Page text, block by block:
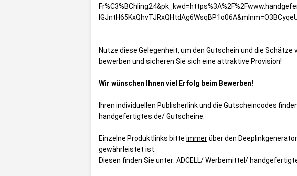
Nutze diese Gelegenheit, um den Gutschein und die
bewerben und sicheren Sie sich eine attraktive Provision!
Wir wünschen Ihnen viel Erfolg beim Bewerben!
Ihren individuellen Publisherlink und die Gutscheincodes
handgefertigtes.de/ Gutscheine
Einzelne Produktlinks bitte immerüber den
gewährleistet ist.
Diesen finden Sie unter: ADCELL/ Werbemittel/